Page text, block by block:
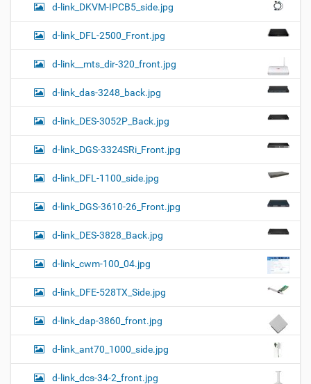
d-link_DKVM-IPCB5_side.jpg
d-link_DFL-2500_Front.jpg
d-link__mts_dir-320_front.jpg
d-link_das-3248_back.jpg
d-link_DES-3052P_Back.jpg
d-link_DGS-3324SRi_Front.jpg
d-link_DFL-1100_side.jpg
d-link_DGS-3610-26_Front.jpg
d-link_DES-3828_Back.jpg
d-link_cwm-100_04.jpg
d-link_DFE-528TX_Side.jpg
d-link_dap-3860_front.jpg
d-link_ant70_1000_side.jpg
d-link_dcs-34-2_front.jpg